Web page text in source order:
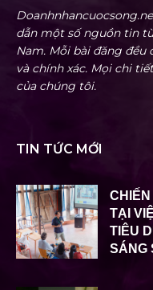
dẫn một số nguồn tin
Nam. Mỗi bài đăng
và chính xác. Mọi chi
của chúng tôi.
TIN TỨC MỚI
TẠI
TIÊU
SÁNG